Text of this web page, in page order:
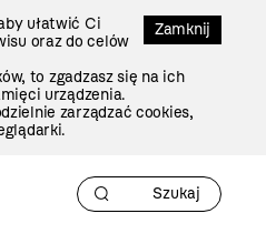
Zamknij
ułatwić Ci
oraz do celów
to zgadzasz się na ich
urządzenia.
zarządzać cookies,